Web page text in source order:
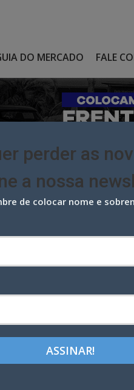
DO MERCADO FALE
NO SBT, DEPOIS DE TRÊS
no
LinkedIn Pinterest
perder as
a nossa
de colocar nome e